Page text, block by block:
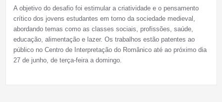
A objetivo do desafio foi estimular a criatividade e o pensamento
crítico dos jovens estudantes em torno da sociedade medieval,
abordando temas como as classes sociais, profissões, saúde,
educação, alimentação e lazer. Os trabalhos estão patentes ao
público no Centro de Interpretação do Românico até ao próximo dia
27 de junho, de terça-feira a domingo.